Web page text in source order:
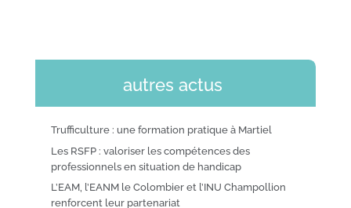
autres actus
Trufficulture : une formation pratique à Martiel
Les RSFP : valoriser les compétences des
professionnels en situation de handicap
L’EAM, l’EANM le Colombier et l’INU Champollion
renforcent leur partenariat